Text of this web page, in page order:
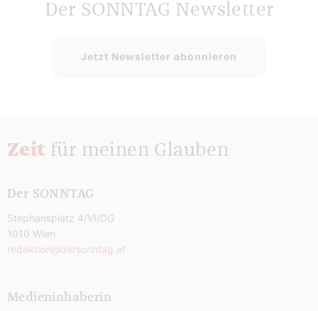
Der SONNTAG Newsletter
Jetzt Newsletter abonnieren
Zeit für meinen Glauben
Der SONNTAG
Stephansplatz 4/VI/DG
1010 Wien
redaktion@dersonntag.at
Medieninhaberin